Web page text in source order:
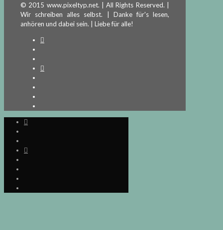
© 2015 www.pixeltyp.net. | All Rights Reserved. |
Wir schreiben alles selbst. | Danke für's lesen,
anhören und dabei sein. | Liebe für alle!